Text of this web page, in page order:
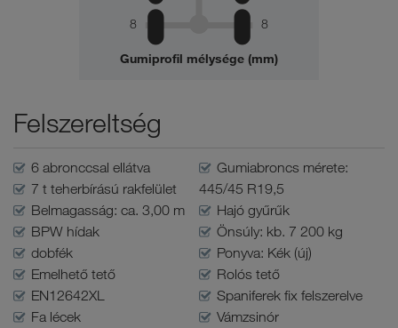
8 8
Gumiprofil mélysége (mm)
Felszereltség
6 abronccsal ellátva
7 t teherbírású rakfelület
Belmagasság: ca. 3,00 m
BPW hídak
dobfék
Emelhető tető
EN12642XL
Fa lécek
Gumiabroncs mérete:
445/45 R19,5
Hajó gyűrűk
Önsúly: kb. 7 200 kg
Ponyva: Kék (új)
Rolós tető
Spaniferek fix felszerelve
Vámzsinór